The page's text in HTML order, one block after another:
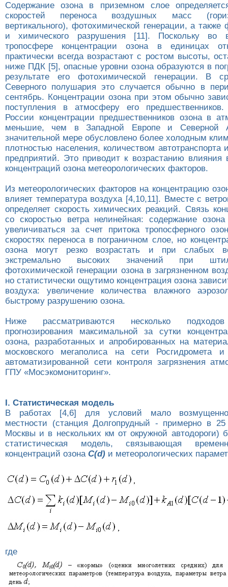
Содержание озона в приземном слое
скоростей переноса воздушных масс
вертикального), фотохимической генерации, а также
и химического разрушения [11]. Поскольку во
тропосфере концентрации озона в единицах
практически всегда возрастают с ростом высоты,
ниже ПДК [5], опасные уровни озона образуются в
результате его фотохимической генерации. В
Северного полушария это случается обычно в
сентябрь. Концентрации озона при этом обычно
поступления в атмосферу его
России концентрации предшественников озона в
меньшие, чем в Западной Европе и Северной
значительной мере обусловлено более холодным
плотностью населения, количеством
предприятий. Это приводит к возрастанию
концентраций озона метеорологических факторов.
Из метеорологических факторов на концентрацию
влияет температура воздуха [4,10,11]. Вместе с
определяет скорость химических реакций. Связь
со скоростью ветра нелинейная: содержание
увеличиваться за счет притока тропосферного
скоростях переноса в пограничном слое, но
озона могут резко возрастать и при слабых
экстремально высоких значений при
фотохимической генерации озона в загрязненном
но статистически ощутимо концентрация озона
воздуха: увеличение количества влажного
быстрому разрушению озона.
Ниже рассматриваются несколько
прогнозирования максимальной за сутки
озона, разработанных и апробированных на
московского мегаполиса на сети Росгидромета
автоматизированной сети контроля загрязнения
ГПУ «Мосэкомониторинг».
I. Статистическая модель
В работах [4,6] для условий мало
местности (станция Долгопрудный - примерно в
Москвы и в нескольких км от окружной автодороги)
статистическая модель, связывающая
концентраций озона C(d) и метеорологических
где